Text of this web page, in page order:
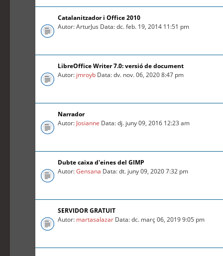
Catalanitzador i Office 2010
Autor: ArturJus Data: dc. feb. 19, 2014 11:51 pm
LibreOffice Writer 7.0: versió de document
Autor: jmroyb Data: dv. nov. 06, 2020 8:47 pm
Narrador
Autor: Josianne Data: dj. juny 09, 2016 12:23 am
Dubte caixa d'eines del GIMP
Autor:Gensana Data: dt. juny 09, 2020 7:32 pm
SERVIDOR GRATUIT
Autor: martasalazar Data: dc. març 06, 2019 9:05 pm